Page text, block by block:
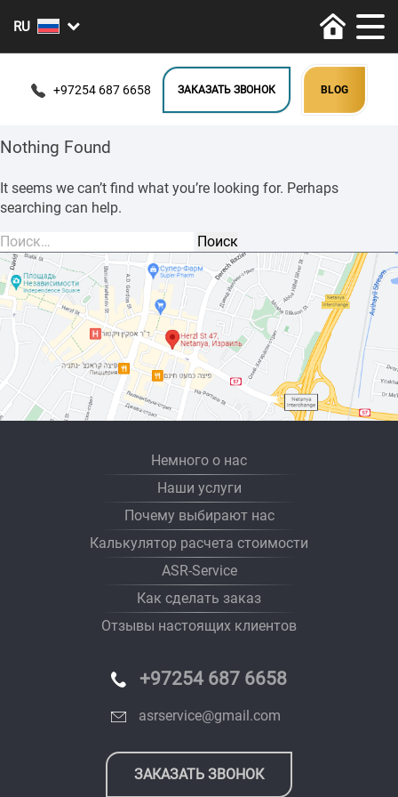
+97254 687 6658 ЗАКАЗАТЬ ЗВОНОК BLOG
Nothing Found
It seems we can’t find what you’re looking for. Perhaps
searching can help.
Найти:
Немного о нас
Наши услуги
Почему выбирают нас
Калькулятор расчета стоимости
ASR-Service
Как сделать заказ
Отзывы настоящих клиентов
+97254 687 6658
asrservice@gmail.com
ЗАКАЗАТЬ ЗВОНОК